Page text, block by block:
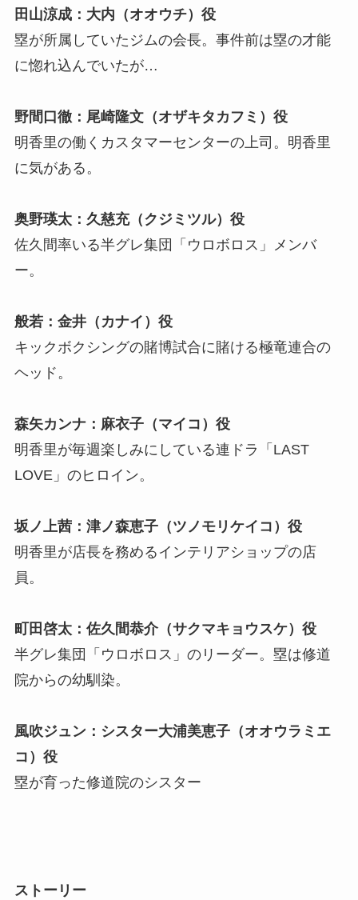
田山涼成：大内（オオウチ）役
塁が所属していたジムの会長。事件前は塁の才能
に惚れ込んでいたが…
野間口徹：尾崎隆文（オザキタカフミ）役
明香里の働くカスタマーセンターの上司。明香里
に気がある。
奥野瑛太：久慈充（クジミツル）役
佐久間率いる半グレ集団「ウロボロス」メンバ
ー。
般若：金井（カナイ）役
キックボクシングの賭博試合に賭ける極竜連合の
ヘッド。
森矢カンナ：麻衣子（マイコ）役
明香里が毎週楽しみにしている連ドラ「LAST
LOVE」のヒロイン。
坂ノ上茜：津ノ森恵子（ツノモリケイコ）役
明香里が店長を務めるインテリアショップの店
員。
町田啓太：佐久間恭介（サクマキョウスケ）役
半グレ集団「ウロボロス」のリーダー。塁は修道
院からの幼馴染。
風吹ジュン：シスター大浦美恵子（オオウラミエ
コ）役
塁が育った修道院のシスター
ストーリー